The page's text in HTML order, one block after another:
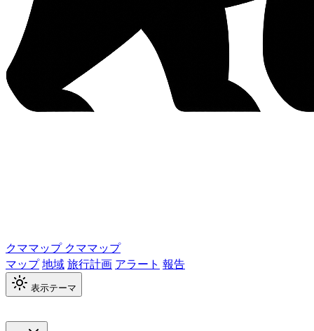
クママップ クママップ
マップ地域旅行計画 アラート 報告
表示テーマ